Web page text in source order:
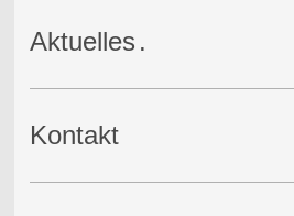
Aktuelles .
Kontakt